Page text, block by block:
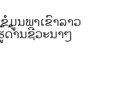
ມູນພາເຂົ້າລາວ
ດ້ານຊີວະນາໆ